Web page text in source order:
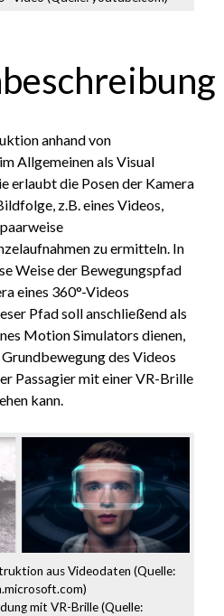
anhand von
Allgemeinen als Visual
erlaubt die Posen der Kamera
z.B. eines Videos,
zu ermitteln. In
Weise der Bewegungspfad
eines 360°-Videos
Pfad soll anschließend als
Motion Simulators dienen,
des Videos
Passagier mit einer VR-Brille
kann.
aus Videodaten (Quelle:
mit VR-Brille (Quelle: